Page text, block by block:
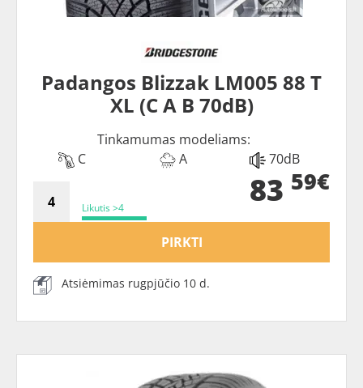
Padangos Blizzak LM005 88 T
XL (C A B 70dB)
Tinkamumas modeliams:
C
A 70dB
Likutis >4 83 59€
PIRKTI
Atsiėmimas rugpjūčio 10 d.